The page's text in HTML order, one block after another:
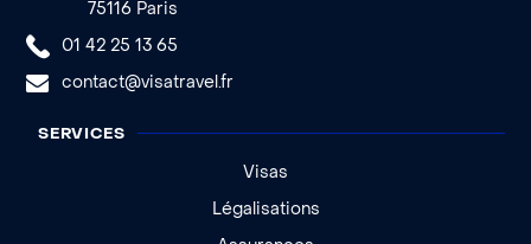
75116 Paris
01 42 25 13 65
contact@visatravel.fr
SERVICES
Visas
Légalisations